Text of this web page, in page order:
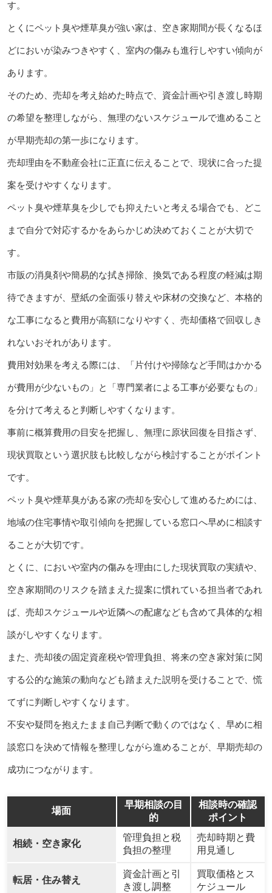
す。
とくにペット臭や煙草臭が強い家は、空き家期間が長くなるほ
どにおいが染みつきやすく、室内の傷みも進行しやすい傾向が
あります。
そのため、売却を考え始めた時点で、資金計画や引き渡し時期
の希望を整理しながら、無理のないスケジュールで進めること
が早期売却の第一歩になります。
売却理由を不動産会社に正直に伝えることで、現状に合った提
案を受けやすくなります。
ペット臭や煙草臭を少しでも抑えたいと考える場合でも、どこ
まで自分で対応するかをあらかじめ決めておくことが大切で
す。
市販の消臭剤や簡易的な拭き掃除、換気である程度の軽減は期
待できますが、壁紙の全面張り替えや床材の交換など、本格的
な工事になると費用が高額になりやすく、売却価格で回収しき
れないおそれがあります。
費用対効果を考える際には、「片付けや掃除など手間はかかる
が費用が少ないもの」と「専門業者による工事が必要なもの」
を分けて考えると判断しやすくなります。
事前に概算費用の目安を把握し、無理に原状回復を目指さず、
現状買取という選択肢も比較しながら検討することがポイント
です。
ペット臭や煙草臭がある家の売却を安心して進めるためには、
地域の住宅事情や取引傾向を把握している窓口へ早めに相談す
ることが大切です。
とくに、においや室内の傷みを理由にした現状買取の実績や、
空き家期間のリスクを踏まえた提案に慣れている担当者であれ
ば、売却スケジュールや近隣への配慮なども含めて具体的な相
談がしやすくなります。
また、売却後の固定資産税や管理負担、将来の空き家対策に関
する公的な施策の動向なども踏まえた説明を受けることで、慌
てずに判断しやすくなります。
不安や疑問を抱えたまま自己判断で動くのではなく、早めに相
談窓口を決めて情報を整理しながら進めることが、早期売却の
成功につながります。
場面
早期相談の目
的
相談時の確認
ポイント
相続・空き家化
管理負担と税
負担の整理
売却時期と費
用見通し
転居・住み替え
資金計画と引
き渡し調整
買取価格とス
ケジュール